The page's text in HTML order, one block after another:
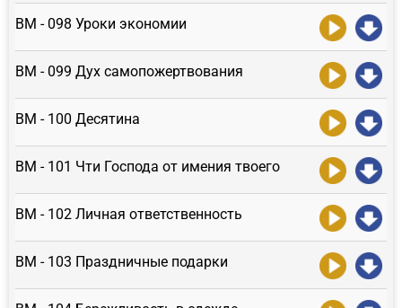
ВМ - 098 Уроки экономии
ВМ - 099 Дух самопожертвования
ВМ - 100 Десятина
ВМ - 101 Чти Господа от имения твоего
ВМ - 102 Личная ответственность
ВМ - 103 Праздничные подарки